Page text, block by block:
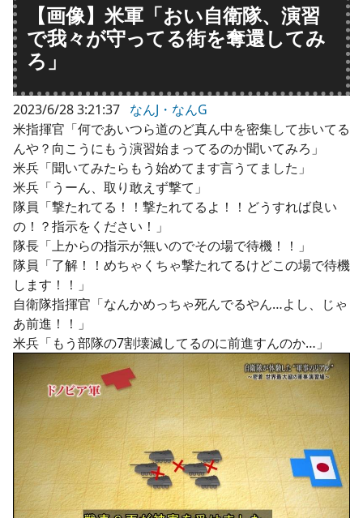
【画像】米軍「おい自衛隊、演習
で我々が守ってる街を奪還してみ
ろ」
2023/6/28 3:21:37 なんJ・なんG
米指揮官「何であいつら道のど真ん中を密集して歩いてる
んや？向こうにもう演習始まってるのか聞いてみろ」
米兵「聞いてみたらもう始めてます言うてました」
米兵「うーん、取り敢えず撃て」
隊員「撃たれてる！！撃たれてるよ！！どうすれば良い
の！？指示をください！」
隊長「上からの指示が無いのでその場で待機！！」
隊員「了解！！めちゃくちゃ撃たれてるけどこの場で待機
します！！」
自衛隊指揮官「なんかめっちゃ死んでるやん…よし、じゃ
あ前進！！」
米兵「もう部隊の7割壊滅してるのに前進すんのか…」